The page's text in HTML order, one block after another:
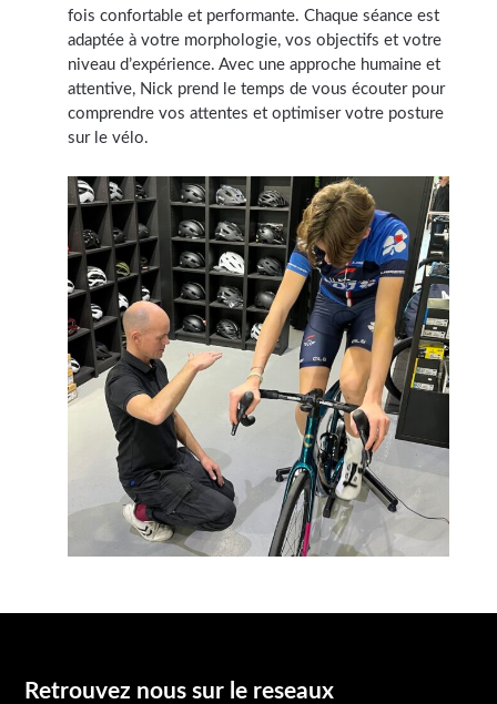
fois confortable et performante. Chaque séance est
adaptée à votre morphologie, vos objectifs et votre
niveau d’expérience. Avec une approche humaine et
attentive, Nick prend le temps de vous écouter pour
comprendre vos attentes et optimiser votre posture
sur le vélo.
Retrouvez nous sur le reseaux